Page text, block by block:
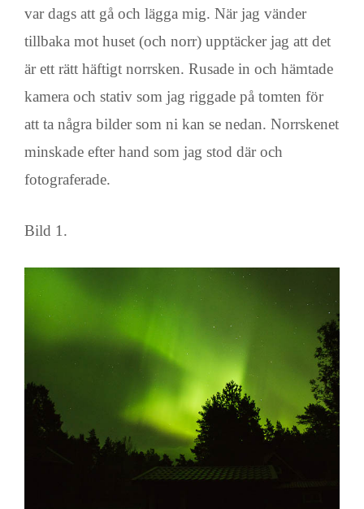
var dags att gå och lägga mig. När jag vänder
tillbaka mot huset (och norr) upptäcker jag att det
är ett rätt häftigt norrsken. Rusade in och hämtade
kamera och stativ som jag riggade på tomten för
att ta några bilder som ni kan se nedan. Norrskenet
minskade efter hand som jag stod där och
fotograferade.
Bild 1.